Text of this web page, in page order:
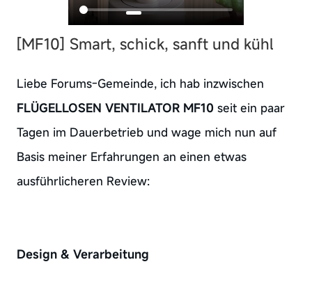
[MF10] Smart, schick, sanft und kühl
Liebe Forums-Gemeinde, ich hab inzwischen
FLÜGELLOSEN VENTILATOR MF10 seit ein paar
Tagen im Dauerbetrieb und wage mich nun auf
Basis meiner Erfahrungen an einen etwas
ausführlicheren Review:
Design & Verarbeitung